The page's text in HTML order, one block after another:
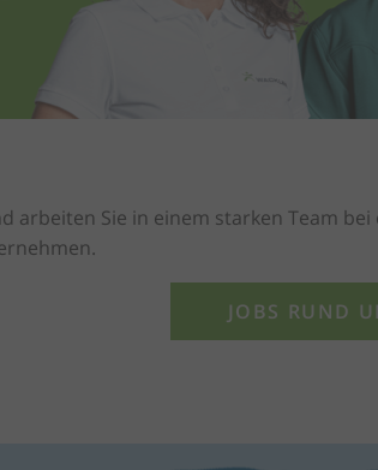
arbeiten Sie in einem starken Team
JOBS RUND